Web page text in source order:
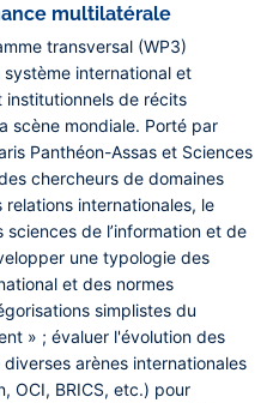
multilatérale
transversal (WP3)
international et
de récits
scène mondiale. Porté par
Panthéon-Assas et Sciences
chercheurs de domaines
internationales, le
de l’information et de
une typologie des
et des normes
simplistes du
» ; évaluer l'évolution des
arènes internationales
OCI, BRICS, etc.) pour